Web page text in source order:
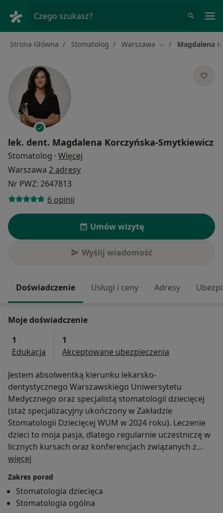
Czego szukasz?
Strona Główna Stomatolog Warszawa Zmień miasto
Magdalena
lek. dent. Magdalena Korczyńska-Smytkiewicz
Stomatolog · Więcej
Warszawa 2 adresy
Nr PWZ: 2647813
6 opinii
Umów wizytę
Wyślij wiadomość
Doświadczenie Usługi i ceny Adresy
Moje doświadczenie
1
Edukacja
1
Akceptowane ubezpieczenia
Jestem absolwentką kierunku lekarsko-
dentystycznego Warszawskiego Uniwersytetu
Medycznego oraz specjalistą stomatologii dziecięcej
(staż specjalizacyjny ukończony w Zakładzie
Stomatologii Dziecięcej WUM w 2024 roku). Leczenie
dzieci to moja pasja, dlatego regularnie uczestniczę w
licznych kursach oraz konferencjach związanych z
dziedziną stomatologii dziecięcej oraz psychologii
Towarzystwa Stomatologii Dziecięcej. Do każdego
Małego Pacjenta zawsze podchodzę indywidualnie - z
troską i dużym zaangażowaniem.
więcej
Zakres porad
Stomatologia dziecięca
Stomatologia ogólna